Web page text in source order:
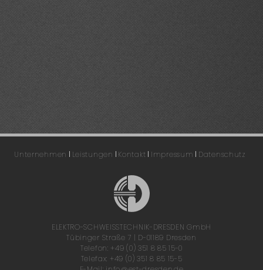
Unternehmen Leistungen Kontakt Impressum Datenschutz
ELEKTRO-SCHWEISSTECHNIK-DRESDEN GmbH
Tübinger Straße 7
D-01189 Dresden
Telefon: +49 (0) 351 8 85 15-0
Telefax: +49 (0) 351 8 85 15-5